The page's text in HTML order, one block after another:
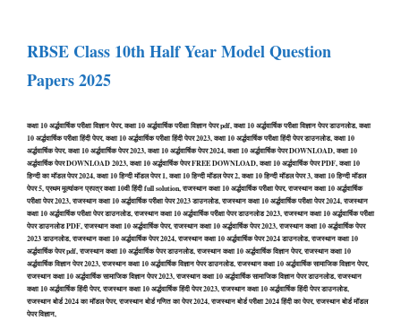
RBSE Class 10th Half Year Model Question
Papers 2025
कक्षा 10 अर्द्धवार्षिक परीक्षा विज्ञान पेपर, कक्षा 10 अर्द्धवार्षिक परीक्षा विज्ञान पेपर pdf, कक्षा 10 अर्द्धवार्षिक परीक्षा विज्ञान पेपर डाउनलोड, कक्षा
10 अर्द्धवार्षिक परीक्षा हिंदी पेपर, कक्षा 10 अर्द्धवार्षिक परीक्षा हिंदी पेपर 2023, कक्षा 10 अर्द्धवार्षिक परीक्षा हिंदी पेपर डाउनलोड, कक्षा 10
अर्द्धवार्षिक पेपर, कक्षा 10 अर्द्धवार्षिक पेपर 2023, कक्षा 10 अर्द्धवार्षिक पेपर 2024, कक्षा 10 अर्द्धवार्षिक पेपर DOWNLOAD, कक्षा 10
अर्द्धवार्षिक पेपर DOWNLOAD 2023, कक्षा 10 अर्द्धवार्षिक पेपर FREE DOWNLOAD, कक्षा 10 अर्द्धवार्षिक पेपर PDF, कक्षा 10
हिन्दी का मॉडल पेपर 2024, कक्षा 10 हिन्दी मॉडल पेपर 1, कक्षा 10 हिन्दी मॉडल पेपर 2, कक्षा 10 हिन्दी मॉडल पेपर 3, कक्षा 10 हिन्दी मॉडल
पेपर 5, प्रथम मूल्यांकन प्रपत्र कक्षा 10वी हिंदी full solution, राजस्थान कक्षा 10 अर्द्धवार्षिक परीक्षा पेपर, राजस्थान कक्षा 10 अर्द्धवार्षिक
परीक्षा पेपर 2023, राजस्थान कक्षा 10 अर्द्धवार्षिक परीक्षा पेपर 2023 डाउनलोड, राजस्थान कक्षा 10 अर्द्धवार्षिक परीक्षा पेपर 2024, राजस्थान
कक्षा 10 अर्द्धवार्षिक परीक्षा पेपर डाउनलोड, राजस्थान कक्षा 10 अर्द्धवार्षिक परीक्षा पेपर डाउनलोड 2023, राजस्थान कक्षा 10 अर्द्धवार्षिक परीक्षा
पेपर डाउनलोड PDF, राजस्थान कक्षा 10 अर्द्धवार्षिक पेपर, राजस्थान कक्षा 10 अर्द्धवार्षिक पेपर 2023, राजस्थान कक्षा 10 अर्द्धवार्षिक पेपर
2023 डाउनलोड, राजस्थान कक्षा 10 अर्द्धवार्षिक पेपर 2024, राजस्थान कक्षा 10 अर्द्धवार्षिक पेपर 2024 डाउनलोड, राजस्थान कक्षा 10
अर्द्धवार्षिक पेपर pdf, राजस्थान कक्षा 10 अर्द्धवार्षिक पेपर डाउनलोड, राजस्थान कक्षा 10 अर्द्धवार्षिक विज्ञान पेपर, राजस्थान कक्षा 10
अर्द्धवार्षिक विज्ञान पेपर 2023, राजस्थान कक्षा 10 अर्द्धवार्षिक विज्ञान पेपर डाउनलोड, राजस्थान कक्षा 10 अर्द्धवार्षिक सामाजिक विज्ञान पेपर,
राजस्थान कक्षा 10 अर्द्धवार्षिक सामाजिक विज्ञान पेपर 2023, राजस्थान कक्षा 10 अर्द्धवार्षिक सामाजिक विज्ञान पेपर डाउनलोड, राजस्थान
कक्षा 10 अर्द्धवार्षिक हिंदी पेपर, राजस्थान कक्षा 10 अर्द्धवार्षिक हिंदी पेपर 2023, राजस्थान कक्षा 10 अर्द्धवार्षिक हिंदी पेपर डाउनलोड,
राजस्थान बोर्ड 2024 का मॉडल पेपर, राजस्थान बोर्ड गणित का पेपर 2024, राजस्थान बोर्ड परीक्षा 2024 हिंदी का पेपर, राजस्थान बोर्ड मॉडल
पेपर विज्ञान,